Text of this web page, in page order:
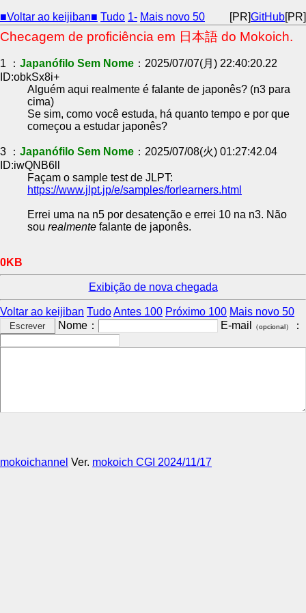
■Voltar ao keijiban■ Tudo 1- Mais novo 50 [PR]GitHub[PR]
Checagem de proficiência em 日本語 do Mokoich.
1 ： Japanófilo Sem Nome ：2025/07/07(月) 22:40:20.22
ID:obkSx8i+
Alguém aqui realmente é falante de japonês? (n3 para
cima)
Se sim, como você estuda, há quanto tempo e por que
começou a estudar japonês?
3 ： Japanófilo Sem Nome ：2025/07/08(火) 01:27:42.04
ID:iwQNB6ll
Façam o sample test de JLPT:
https://www.jlpt.jp/e/samples/forlearners.html
Errei uma na n5 por desatenção e errei 10 na n3. Não
sou realmente falante de japonês.
0KB
Exibição de nova chegada
Voltar ao keijiban TudoAntes 100 Próximo 100 Mais novo 50
Nome：
E-mail （opcional） ：
mokoichannel Ver. mokoich CGI 2024/11/17